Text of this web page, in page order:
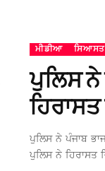
ਮੀਡੀਆ ਸਿਆਸਤ
ਪੁਲਿਸ ਨੇ
ਪੁਲਿਸ ਨੇ ਪੰਜਾਬ
ਪੁਲਿਸ ਨੇ